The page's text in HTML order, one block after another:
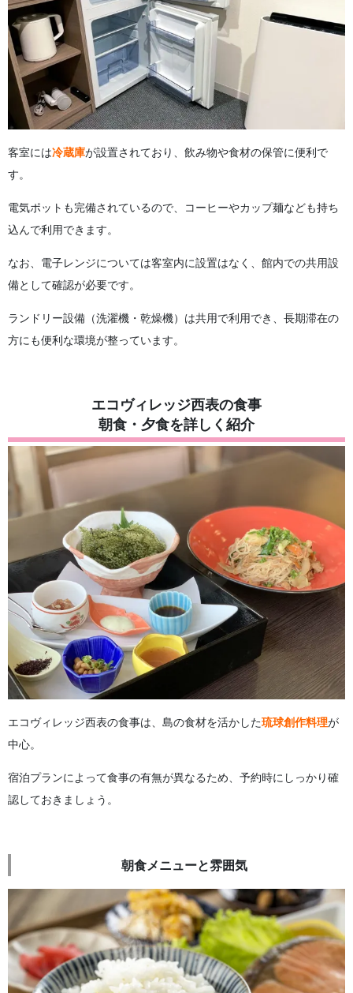
客室には冷蔵庫が設置されており、飲み物や食材の保管に便利で
す。
電気ポットも完備されているので、コーヒーやカップ麺なども持ち
込んで利用できます。
なお、電子レンジについては客室内に設置はなく、館内での共用設
備として確認が必要です。
ランドリー設備（洗濯機・乾燥機）は共用で利用でき、長期滞在の
方にも便利な環境が整っています。
エコヴィレッジ西表の食事
朝食・夕食を詳しく紹介
エコヴィレッジ西表の食事は、島の食材を活かした琉球創作料理が
中心。
宿泊プランによって食事の有無が異なるため、予約時にしっかり確
認しておきましょう。
朝食メニューと雰囲気